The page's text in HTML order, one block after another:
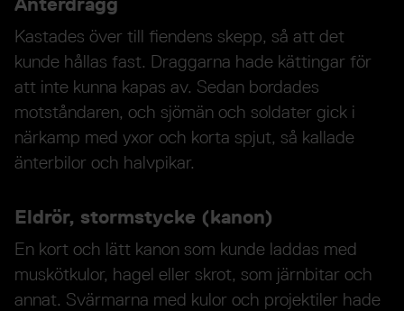
Kastades över till fiendens skepp, så att det
kunde hållas fast. Draggarna hade kättingar för
att inte kunna kapas av. Sedan bordades
motståndaren, och sjömän och soldater gick i
närkamp med yxor och korta spjut, så kallade
änterbilor och halvpikar.
Eldrör, stormstycke (kanon)
En kort och lätt kanon som kunde laddas med
muskötkulor, hagel eller skrot, som järnbitar och
annat. Svärmarna med kulor och projektiler hade